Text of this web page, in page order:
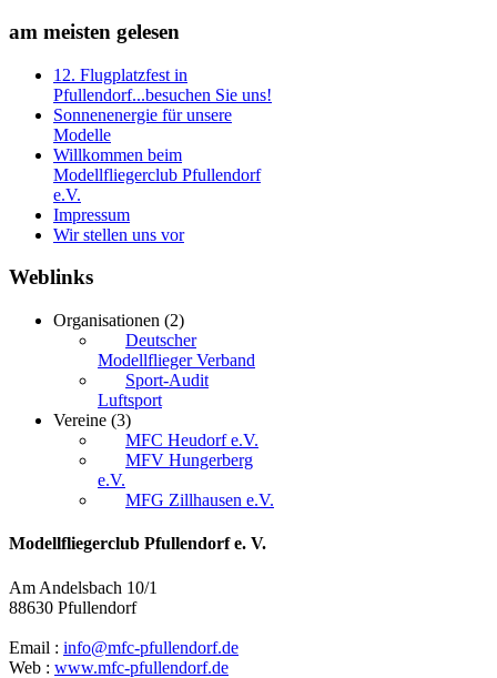
am meisten gelesen
12. Flugplatzfest in
Pfullendorf...besuchen Sie uns!
Sonnenenergie für unsere
Modelle
Willkommen beim
Modellfliegerclub Pfullendorf
e.V.
Impressum
Wir stellen uns vor
Weblinks
Organisationen (2)
Deutscher
Modellflieger Verband
Sport-Audit
Luftsport
Vereine (3)
MFC Heudorf e.V.
MFV Hungerberg
e.V.
MFG Zillhausen e.V.
Modellfliegerclub Pfullendorf e. V.
Am Andelsbach 10/1
88630 Pfullendorf
Email : info@mfc-pfullendorf.de
Web : www.mfc-pfullendorf.de